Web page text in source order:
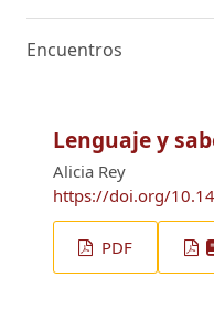
Encuentros
Lenguaje y
Alicia Rey
https://doi.org/
PDF